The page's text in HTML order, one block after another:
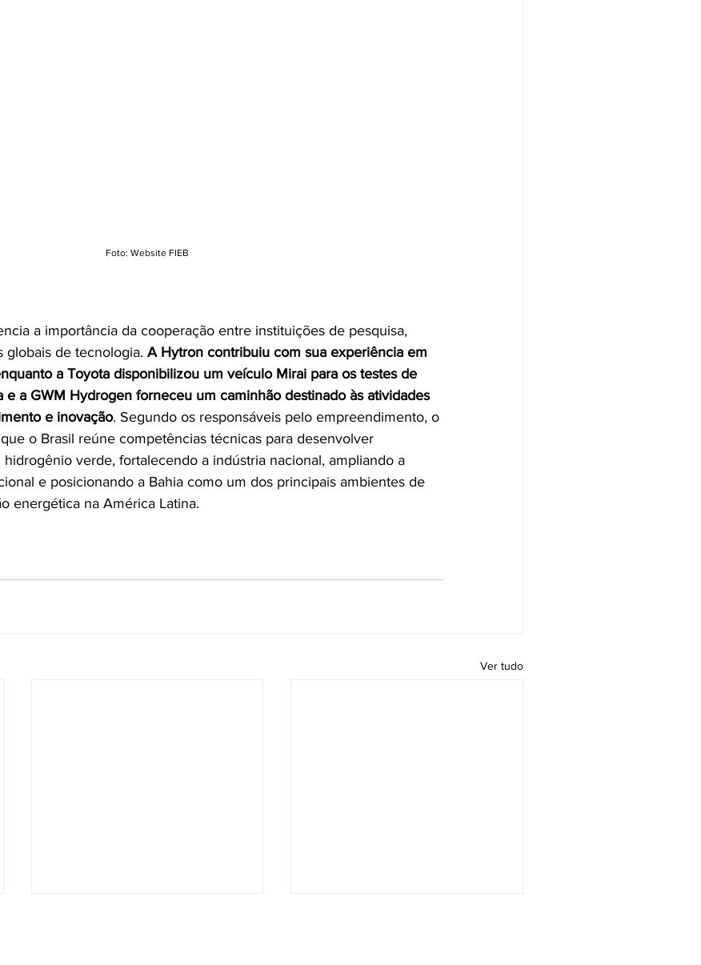
Foto: Website FIEB
a importância da cooperação entre instituições de pesquisa,
globais de tecnologia. A Hytron contribuiu com sua experiência em
a Toyota disponibilizou um veículo Mirai para os testes de
e a GWM Hydrogen forneceu um caminhão destinado às atividades
e inovação. Segundo os responsáveis pelo empreendimento, o
o Brasil reúne competências técnicas para desenvolver
verde, fortalecendo a indústria nacional, ampliando a
e posicionando a Bahia como um dos principais ambientes de
energética na América Latina.
Ver tudo